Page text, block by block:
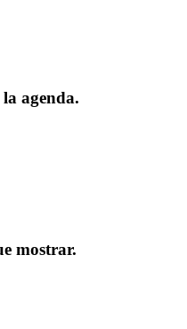
la agenda.
mostrar.